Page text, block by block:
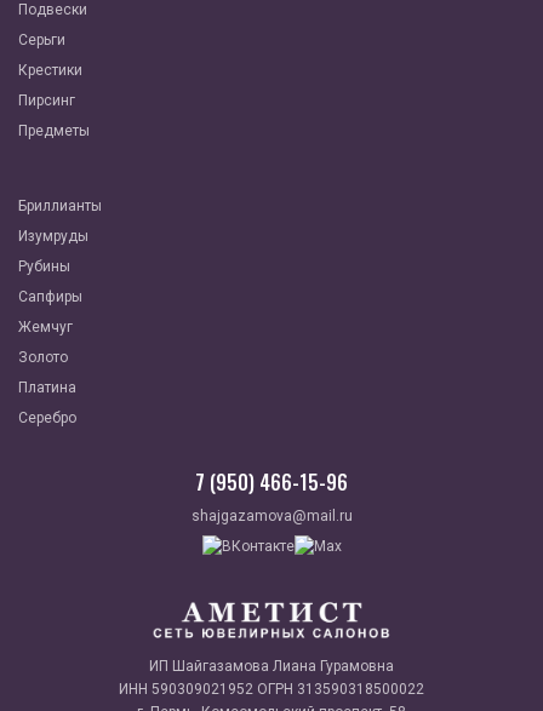
Подвески
Серьги
Крестики
Пирсинг
Предметы
Бриллианты
Изумруды
Рубины
Сапфиры
Жемчуг
Золото
Платина
Серебро
7 (950) 466-15-96
shajgazamova@mail.ru
ИП Шайгазамова Лиана Гурамовна
ИНН 590309021952 ОГРН 313590318500022